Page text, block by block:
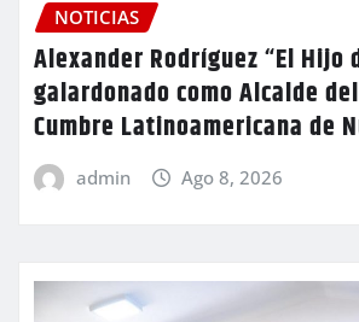
NOTICIAS
Alexander Rodríguez “El Hijo
galardonado como Alcalde
Cumbre Latinoamericana de
admin Ago 8, 2026